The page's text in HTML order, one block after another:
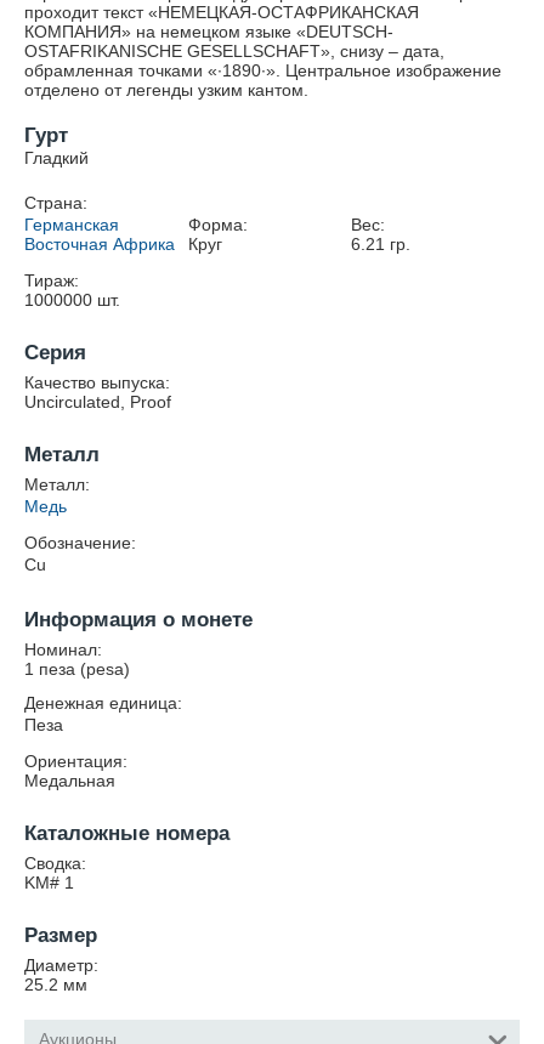
проходит текст «НЕМЕЦКАЯ-ОСТАФРИКАНСКАЯ
КОМПАНИЯ» на немецком языке «DEUTSCH-
OSTAFRIKANISCHE GESELLSCHAFT», снизу – дата,
обрамленная точками «∙1890∙». Центральное изображение
отделено от легенды узким кантом.
Гурт
Гладкий
Страна:
Германская
Восточная Африка
Форма:
Круг
Вес:
6.21 гр.
Тираж:
1000000 шт.
Серия
Качество выпуска:
Uncirculated, Proof
Металл
Металл:
Медь
Обозначение:
Cu
Информация о монете
Номинал:
1 пеза (pesa)
Денежная единица:
Пеза
Ориентация:
Медальная
Каталожные номера
Сводка:
KM# 1
Размер
Диаметр:
25.2 мм
Аукционы